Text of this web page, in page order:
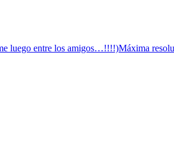
luego entre los amigos…!!!!)Máxima